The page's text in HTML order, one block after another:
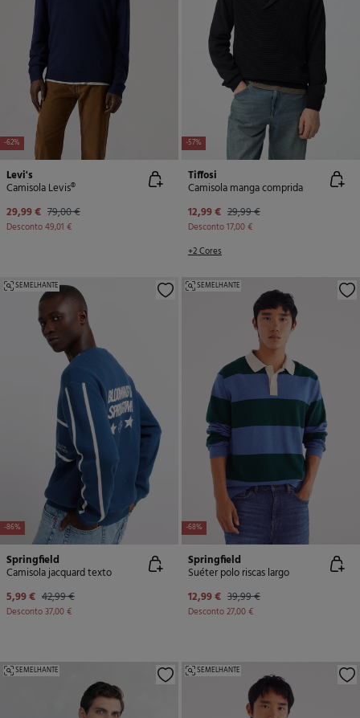
-62%
Levi's
Camisola Levis®
29,99 € 79,00 €
Desconto49,01 €
-57%
Tiffosi
Camisola manga comprida
12,99 € 29,99 €
Desconto17,00 €
+2 Cores
-86%
SEMELHANTE
Springfield
Camisola jacquard texto
5,99 € 42,99 €
Desconto37,00 €
-68%
SEMELHANTE
Springfield
Suéter polo riscas largo
12,99 € 39,99 €
Desconto27,00 €
SEMELHANTE SEMELHANTE